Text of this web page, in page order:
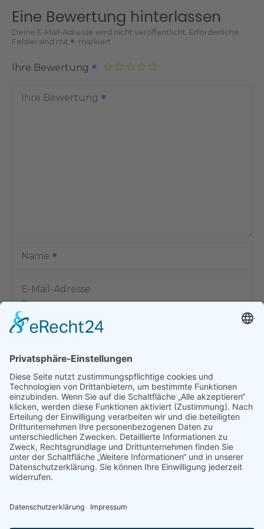
Eine Bewertung hinterlassen
Deine E-Mail-Adresse wird nicht veröffentlicht. Erforderliche
Felder sind mit
markiert
Ihre Bewertung
Ihre Bewertung
Name
E-Mail-Adresse
Name, E-Mail-Adresse und Website in diesem Browser für